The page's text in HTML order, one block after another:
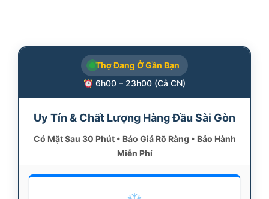
Thợ Đang Ở Gần Bạn
6h00 – 23h00 (Cả CN)
Uy Tín & Chất Lượng Hàng Đầu Sài Gòn
Có Mặt Sau 30 Phút • Báo Giá Rõ Ràng • Bảo Hành
Miễn Phí